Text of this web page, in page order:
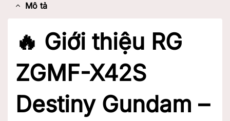
Mô tả
🔥 Giới thiệu RG
ZGMF-X42S
Destiny Gundam –